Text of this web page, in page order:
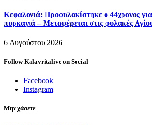
Κεφαλονιά: Προφυλακίστηκε ο 44χρονος
πυρκαγιά – Μεταφέρεται στις φυλακές
6 Αυγούστου 2026
Follow Kalavritalive on Social
Facebook
Instagram
Μην χάσετε